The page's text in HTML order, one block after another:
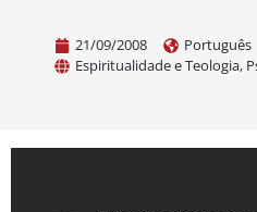
21/09/2008
Português
Espiritualidade e Teologia,